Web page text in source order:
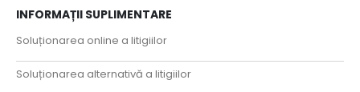
INFORMAȚII SUPLIMENTARE
Soluționarea online a litigiilor
Soluționarea alternativă a litigiilor